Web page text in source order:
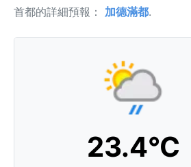
首都的詳細預報： 加德滿都.
23.4°C